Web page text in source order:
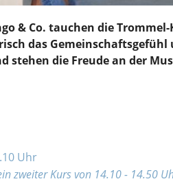
& Co. tauchen die
das
stehen die Freude an der
Uhr
zweiter Kurs von 14.10 - 14.50